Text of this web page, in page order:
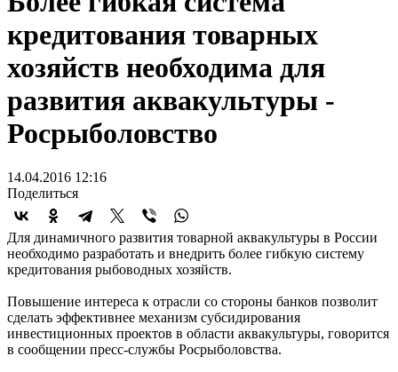
кредитования товарных
хозяйств необходима для
развития аквакультуры -
Росрыболовство
14.04.2016 12:16
Поделиться
Для динамичного развития товарной аквакультуры в России
необходимо разработать и внедрить более гибкую систему
кредитования рыбоводных хозяйств.
Повышение интереса к отрасли со стороны банков позволит
сделать эффективнее механизм субсидирования
инвестиционных проектов в области аквакультуры, говорится
в сообщении пресс-службы Росрыболовства.